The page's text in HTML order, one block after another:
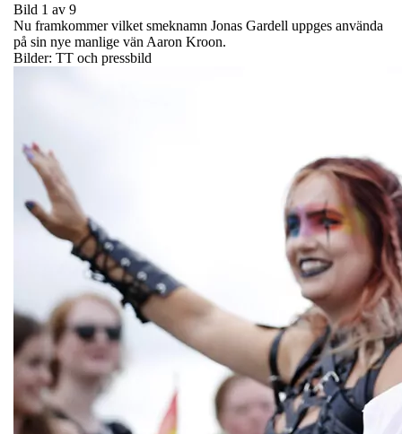
Bild 1 av 9
Nu framkommer vilket smeknamn Jonas Gardell uppges använda
på sin nye manlige vän Aaron Kroon.
Bilder: TT och pressbild